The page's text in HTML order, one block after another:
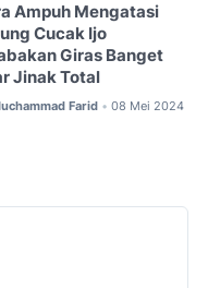
Ampuh Mengatasi
Cucak Ijo
Giras Banget
Jinak Total
Farid • 08 Mei 2024